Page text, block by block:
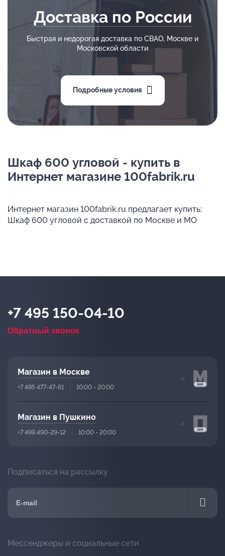
Доставка по России
Быстрая и недорогая доставка по СВАО, Москве и
Московской области
Подробные условия
Шкаф 600 угловой - купить в
Интернет магазине 100fabrik.ru
Интернет магазин 100fabrik.ru предлагает купить:
Шкаф 600 угловой с доставкой по Москве и МО
+7 495 150-04-10
Обратный звонок
Магазин в Москве
+7 495 477-47-61 10:00 - 20:00
Магазин в Пушкино
+7 499 490-29-12 10:00 - 20:00
Подписаться на рассылку
Мессенджеры и социальные сети